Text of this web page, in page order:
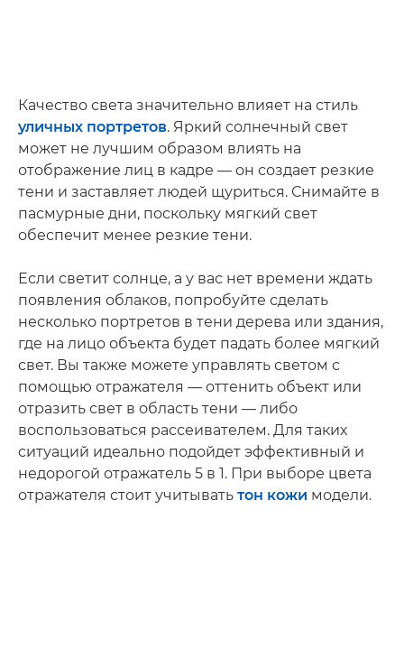
Качество света значительно влияет на стиль
уличных портретов. Яркий солнечный свет
может не лучшим образом влиять на
отображение лиц в кадре — он создает резкие
тени и заставляет людей щуриться. Снимайте в
пасмурные дни, поскольку мягкий свет
обеспечит менее резкие тени.
Если светит солнце, а у вас нет времени ждать
появления облаков, попробуйте сделать
несколько портретов в тени дерева или здания,
где на лицо объекта будет падать более мягкий
свет. Вы также можете управлять светом с
помощью отражателя — оттенить объект или
отразить свет в область тени — либо
воспользоваться рассеивателем. Для таких
ситуаций идеально подойдет эффективный и
недорогой отражатель 5 в 1. При выборе цвета
отражателя стоит учитывать тон кожи модели.